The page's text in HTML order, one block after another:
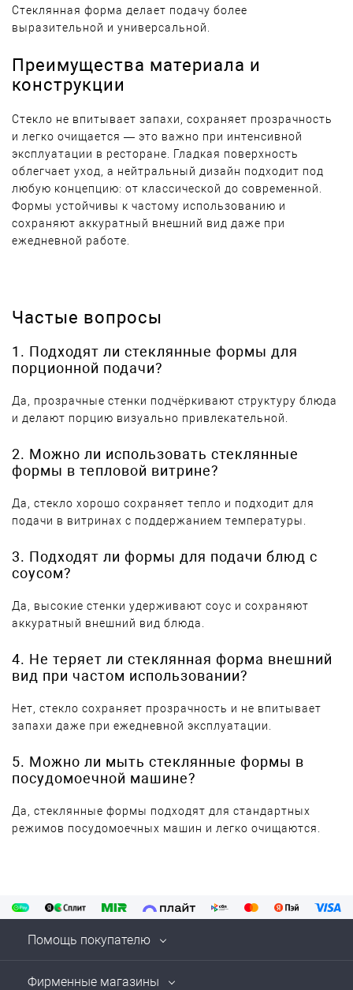
Стеклянная форма делает подачу более
выразительной и универсальной.
Преимущества материала и
конструкции
Стекло не впитывает запахи, сохраняет прозрачность
и легко очищается — это важно при интенсивной
эксплуатации в ресторане. Гладкая поверхность
облегчает уход, а нейтральный дизайн подходит под
любую концепцию: от классической до современной.
Формы устойчивы к частому использованию и
сохраняют аккуратный внешний вид даже при
ежедневной работе.
Частые вопросы
1. Подходят ли стеклянные формы для
порционной подачи?
Да, прозрачные стенки подчёркивают структуру блюда
и делают порцию визуально привлекательной.
2. Можно ли использовать стеклянные
формы в тепловой витрине?
Да, стекло хорошо сохраняет тепло и подходит для
подачи в витринах с поддержанием температуры.
3. Подходят ли формы для подачи блюд с
соусом?
Да, высокие стенки удерживают соус и сохраняют
аккуратный внешний вид блюда.
4. Не теряет ли стеклянная форма внешний
вид при частом использовании?
Нет, стекло сохраняет прозрачность и не впитывает
запахи даже при ежедневной эксплуатации.
5. Можно ли мыть стеклянные формы в
посудомоечной машине?
Да, стеклянные формы подходят для стандартных
режимов посудомоечных машин и легко очищаются.
Помощь покупателю
Фирменные магазины